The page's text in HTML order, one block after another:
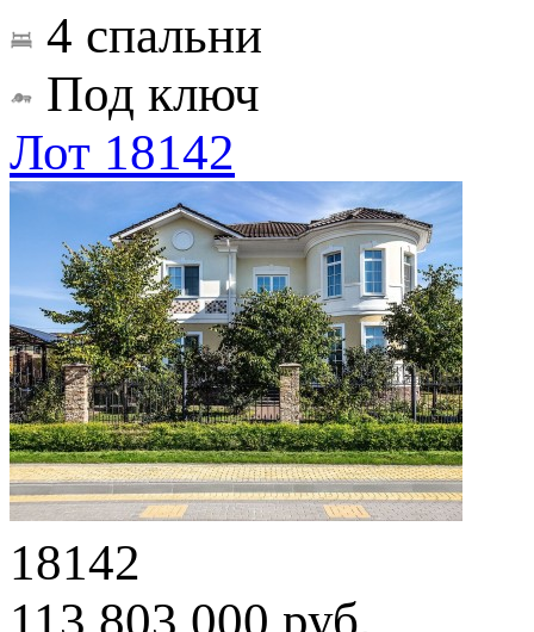
4 спальни
Под ключ
Лот 18142
18142
113 803 000 руб.